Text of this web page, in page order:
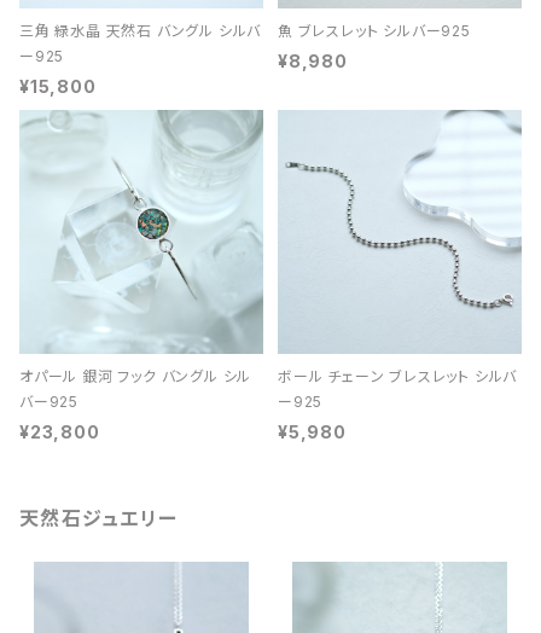
三角 緑水晶 天然石 バングル シルバ
ー925
¥15,800
魚 ブレスレット シルバー925
¥8,980
オパール 銀河 フック バングル シル
バー925
¥23,800
ボール チェーン ブレスレット シルバ
ー925
¥5,980
天然石ジュエリー